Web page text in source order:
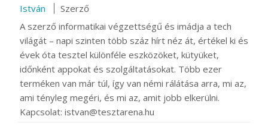
István
Szerző
A szerző informatikai végzettségű és imádja a tech
világát – napi szinten több száz hírt néz át, értékel ki és
évek óta tesztel különféle eszközöket, kütyüket,
időnként appokat és szolgáltatásokat. Több ezer
terméken van már túl, így van némi rálátása arra, mi az,
ami tényleg megéri, és mi az, amit jobb elkerülni.
Kapcsolat: istvan@tesztarena.hu